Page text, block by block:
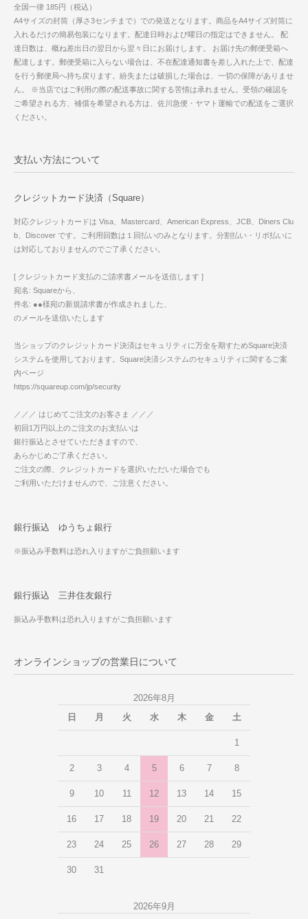
全国一律 185円（税込）
A4サイズの封筒（厚さ3センチまで）での発送となります。商品をA4サイズ封筒に
入れるだけの簡易包装になります。配達日時および曜日の指定はできません。 配
達日数は、概ね差出日の翌日から翌々日にお届けします。 お届け先の郵便受箱へ
配達します。郵便受箱に入らない場合は、不在配達通知書を差し入れた上で、配達
を行う郵便局へ持ち戻ります。紛失または破損した場合は、一切の保障がありませ
ん。 ※当店ではご利用の際の配送事故に関する苦情は承れません。受領の確認を
ご希望される方、補償を希望される方は、佐川急便・ヤマト運輸での配送をご選択
ください。
支払い方法について
クレジットカード決済（Square）
対応クレジットカードは Visa、Mastercard、American Express、JCB、Diners Clu
b、Discover です。ご利用回数は１回払いのみとなります。分割払い・リボ払いに
は対応しておりませんのでご了承ください。
[ クレジットカード支払のご請求書メールを送信します ]
宛名: Squareから、
件名: ●●様宛の新規請求書が作成されました、
のメールを送信いたします
当ショップのクレジットカード決済はセキュリティに万全を期すためSquare決済
システムを使用しております。Square決済システムのセキュリティに関するご案
内ページ
https://squareup.com/jp/security
／／／ はじめてご注文のお客さま ／／／
初回1万円以上のご注文のお支払いは
銀行振込とさせていただきますので、
あらかじめご了承ください。
ご注文の際、クレジットカードを選択いただいた場合でも
ご利用いただけませんので、ご注意ください。
銀行振込 ゆうちょ銀行
※振込み手数料は恐れ入りますがご負担願います
銀行振込 三井住友銀行
振込み手数料は恐れ入りますがご負担願います
オンラインショップの営業日について
2026年8月
日
月 火 水 木 金 土
1
2 3 4 5 6 7 8
9 10 11 12 13 14 15
16 17 18 19 20 21 22
23 24 25 26 27 28 29
30 31
2026年9月